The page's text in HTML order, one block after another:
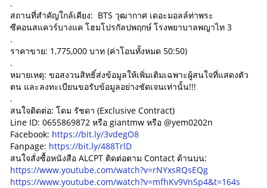
.
สถานที่สำคัญใกล้เคียง: BTS วุฒากาศ เดอะมอลล์ท่าพระ
ซีคอนสแควร์บางแค โฮมโปรกัลปพฤกษ์ โรงพยาบาลพญาไท 3
.
ราคาขาย: 1,775,000 บาท (ค่าโอนทั้งหมด 50:50)
.
หมายเหตุ: ขอสงวนสิทธิ์ส่งข้อมูลให้เพิ่มเติมเฉพาะผู้สนใจที่แสดงตัว
ตน และลงทะเบียนขอรับข้อมูลอย่างชัดเจนเท่านั้น!!!
.
สนใจติดต่อ: โดม รัชดา (Exclusive Contract)
Line ID: 0655869872 หรือ giantmw หรือ @yem0202n
Facebook: https://bit.ly/3vdegO8
Fanpage: https://bit.ly/488TrlD
สนใจสั่งซื้อหนังสือ ALCPT ติดต่อตาม Contact ด้านบน:
https://www.youtube.com/watch?v=rNYxsRQsEQg
https://www.youtube.com/watch?v=mfhKv9VnSp4&t=164s